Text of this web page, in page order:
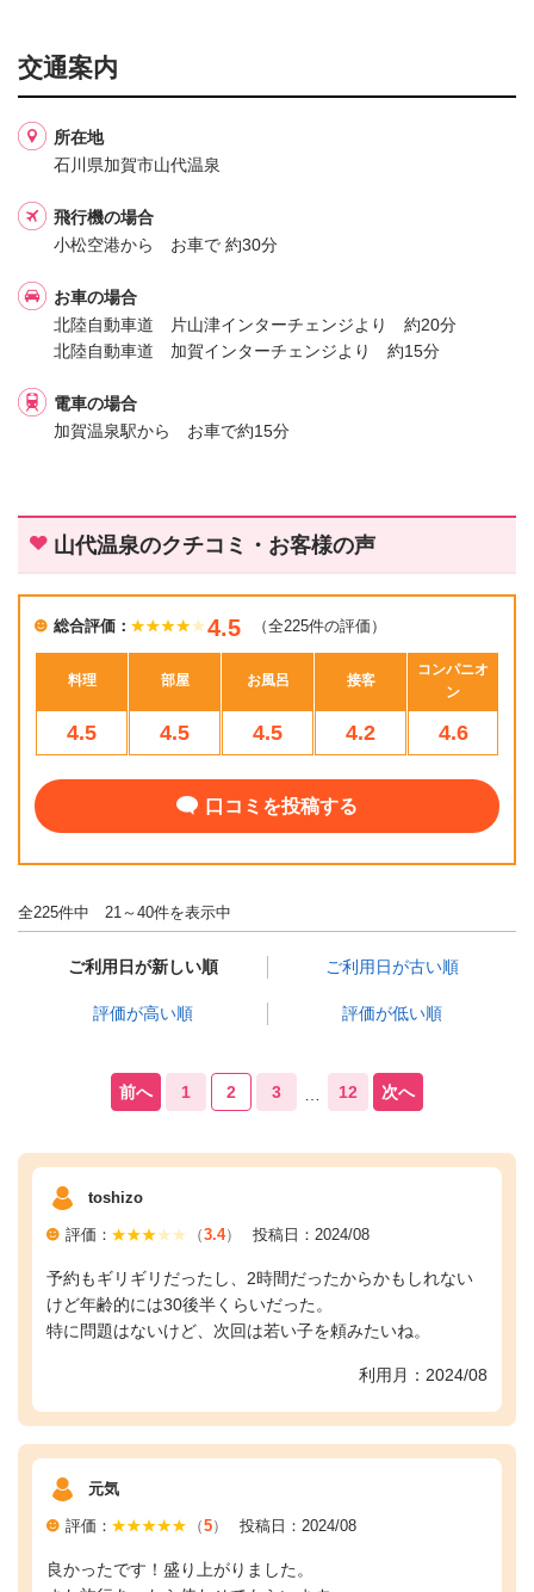
交通案内
所在地
石川県加賀市山代温泉
飛行機の場合
小松空港から お車で 約30分
お車の場合
北陸自動車道 片山津インターチェンジより 約20分
北陸自動車道 加賀インターチェンジより 約15分
電車の場合
加賀温泉駅から お車で約15分
山代温泉のクチコミ・お客様の声
総合評価： 4.5 （全225件の評価）
料理 部屋 お風呂 接客
コンパニオ
ン
4.5 4.5 4.5 4.2 4.6
口コミを投稿する
全225件中 21～40件を表示中
ご利用日が新しい順 ご利用日が古い順
評価が高い順 評価が低い順
前へ 1 2 3 12 次へ
toshizo
評価： （3.4） 投稿日：2024/08
予約もギリギリだったし、2時間だったからかもしれない
けど年齢的には30後半くらいだった。
特に問題はないけど、次回は若い子を頼みたいね。
利用月：2024/08
元気
評価： （5） 投稿日：2024/08
良かったです！盛り上がりました。